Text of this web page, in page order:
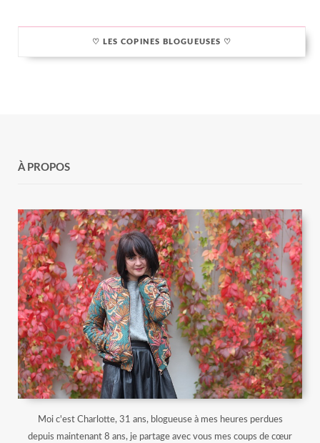
♡ LES COPINES BLOGUEUSES ♡
À PROPOS
Moi c'est Charlotte, 31 ans, blogueuse à mes heures perdues
depuis maintenant 8 ans, je partage avec vous mes coups de cœur